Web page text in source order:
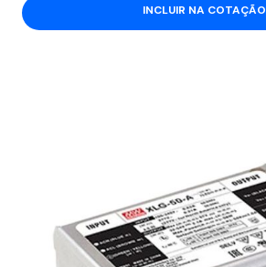
INCLUIR NA COTAÇÃO